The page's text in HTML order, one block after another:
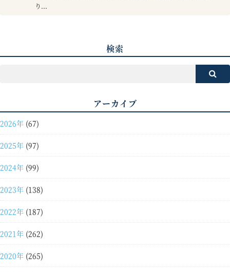
り...
検索
アーカイブ
2026年 (67)
2025年 (97)
2024年 (99)
2023年 (138)
2022年 (187)
2021年 (262)
2020年 (265)